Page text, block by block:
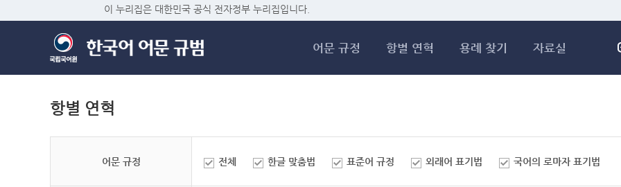
이 누리집은 대한민국 공식 전자정부 누리집입니다.
어문 규정 항별 연혁 용례 찾기 자료실
항별 연혁
어문 규정 전체 한글 맞춤법 표준어 규정 외래어 표기법 국어의 로마자 표기법